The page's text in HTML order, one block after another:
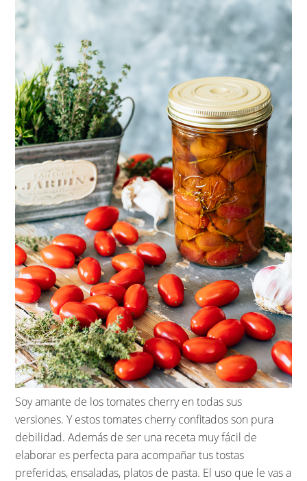
Soy amante de los tomates cherry en todas sus
versiones. Y estos tomates cherry confitados son pura
debilidad. Además de ser una receta muy fácil de
elaborar es perfecta para acompañar tus tostas
preferidas, ensaladas, platos de pasta. El uso que le vas a